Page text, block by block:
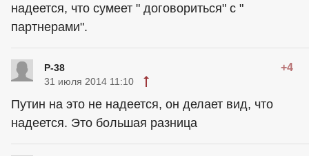
надеется, что сумеет " договориться" с "
партнерами".
P-38 +4
31 июля 2014 11:10
Путин на это не надеется, он делает вид, что
надеется. Это большая разница